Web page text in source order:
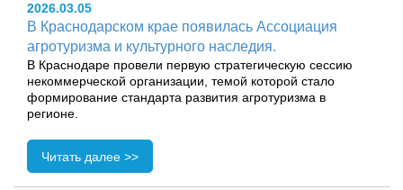
2026.03.05
В Краснодарском крае появилась Ассоциация
агротуризма и культурного наследия.
В Краснодаре провели первую стратегическую сессию
некоммерческой организации, темой которой стало
формирование стандарта развития агротуризма в
регионе.
Читать далее >>